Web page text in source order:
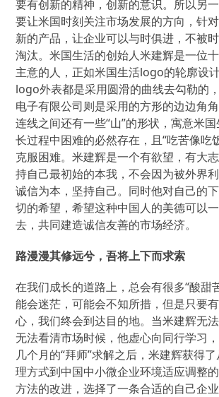
要有创新的精神，创新的意识。所以另
要让米国时刻关注市场发展的方向，针
新的产品，让企业可以与时俱进，不被
淘汰。米国生活的创始人米建辉是一位
主意的人，正如米国生活logo的轮廓设
logo外表都是采用圆滑的曲线去勾勒的
电子有限公司则是采用的方形的边边角
连线之间还有一些“山”的形状，寓意米
长过程中困难的必然存在，且“吃苦像吃
克服困难。米建辉是一个有欲望，有大
持自己最初始的本我，不会因为被外界
诚信为本，坚持自己。同时他对自己的
切的希望，希望这种中国人的美德可以
去，共同建造诚信友善的市场经济。
路漫漫其修远兮，吾将上下而求索
在我们成长的道路上，总会有很多“酸甜
能会迷茫，可能会不知所措，但是只要
心，我们终会到达目的地。当米建辉无
无法看清市场时候，他虚心向同行学习
几个月的“拜师”求解之后，米建辉获得
理方式到中国中小微企业环境适应调整
方法的改进，选择了一条合适的自己企业